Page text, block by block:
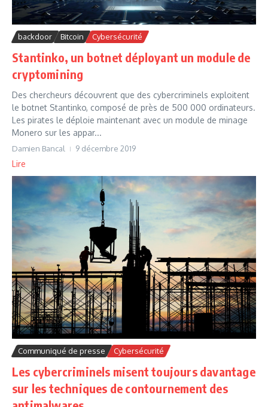
backdoor Bitcoin Cybersécurité
Stantinko, un botnet déployant un module de
cryptomining
Des chercheurs découvrent que des cybercriminels exploitent
le botnet Stantinko, composé de près de 500 000 ordinateurs.
Les pirates le déploie maintenant avec un module de minage
Monero sur les appar...
Damien Bancal 9 décembre 2019
Lire
Communiqué de presse Cybersécurité
Les cybercriminels misent toujours davantage
sur les techniques de contournement des